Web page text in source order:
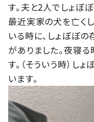
す。夫と2人でしょぼ
最近実家の犬を亡く
いる時に、しょぼぼ
がありました。夜寝る
す。（そういう時）し
います。